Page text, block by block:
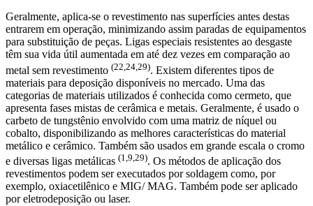
Geralmente, aplica-se o revestimento nas superfícies antes destas
entrarem em operação, minimizando assim paradas de equipamentos
para substituição de peças. Ligas especiais resistentes ao desgaste
têm sua vida útil aumentada em até dez vezes em comparação ao
metal sem revestimento (22,24,29). Existem diferentes tipos de
materiais para deposição disponíveis no mercado. Uma das
categorias de materiais utilizados é conhecida como cermeto, que
apresenta fases mistas de cerâmica e metais. Geralmente, é usado o
carbeto de tungstênio envolvido com uma matriz de níquel ou
cobalto, disponibilizando as melhores características do material
metálico e cerâmico. Também são usados em grande escala o cromo
e diversas ligas metálicas (1,9,29). Os métodos de aplicação dos
revestimentos podem ser executados por soldagem como, por
exemplo, oxiacetilênico e MIG/ MAG. Também pode ser aplicado
por eletrodeposição ou laser.